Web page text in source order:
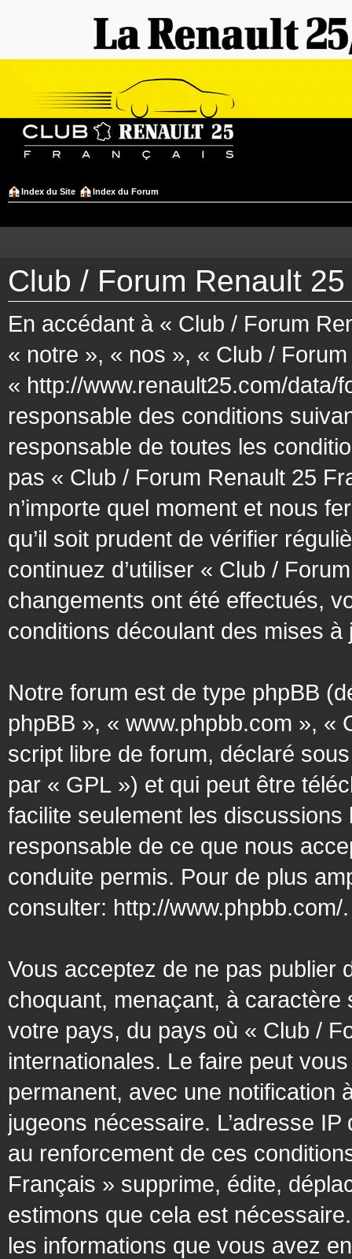
Index du Site Index du Forum
Club / Forum Renault
En accédant à « Club / Forum
« notre », « nos », « Club /
« http://www.renault25.com/data/
responsable des conditions
responsable de toutes les
pas « Club / Forum Renault 25
n’importe quel moment et nous
qu’il soit prudent de vérifier
continuez d’utiliser « Club /
changements ont été effectués,
conditions découlant des mises
Notre forum est de type phpBB
phpBB », « www.phpbb.com », «
script libre de forum, déclaré
par « GPL ») et qui peut être
facilite seulement les
responsable de ce que nous
conduite permis. Pour de plus
consulter: http://www.phpbb.com/.
Vous acceptez de ne pas publier
choquant, menaçant, à
votre pays, du pays où « Club /
internationales. Le faire peut
permanent, avec une notification
jugeons nécessaire. L’adresse
au renforcement de ces
Français » supprime, édite,
estimons que cela est
les informations que vous avez